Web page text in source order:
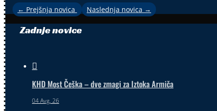
← Prejšnja novica Naslednja novica →
Zadnje novice

KHD Most Češka – dve zmagi za Iztoka Armiča
04 Avg, 26